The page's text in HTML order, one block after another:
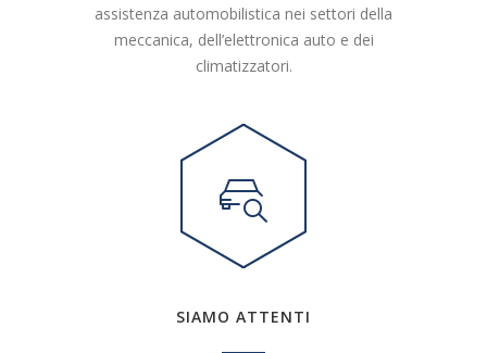
assistenza automobilistica nei settori della
meccanica, dell’elettronica auto e dei
climatizzatori.
SIAMO ATTENTI